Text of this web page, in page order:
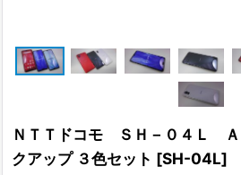
ＮＴＴドコモ ＳＨ－０４Ｌ
クアップ ３色セット [SH-04L]